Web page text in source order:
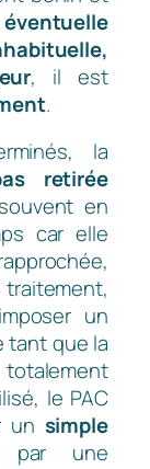
éventuelle
, il est
.
la
retirée
en
car elle
un
tant que la
le PAC
un simple
par une